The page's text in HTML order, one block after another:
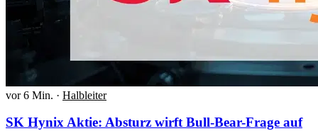
vor 6 Min. · Halbleiter
SK Hynix Aktie: Absturz wirft Bull-Bear-Frage auf